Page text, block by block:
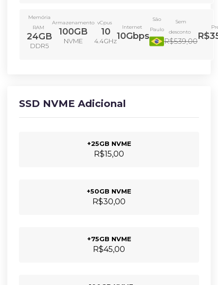
Memória
RAM
24GB
DDR5
Armazenamento
100GB
NVME
vCpus
10
4.4GHz
Internet
10Gbps
São
Paulo
Sem
desconto
R$539,00
SSD NVME Adicional
+25GB NVME
R$15,00
+50GB NVME
R$30,00
+75GB NVME
R$45,00